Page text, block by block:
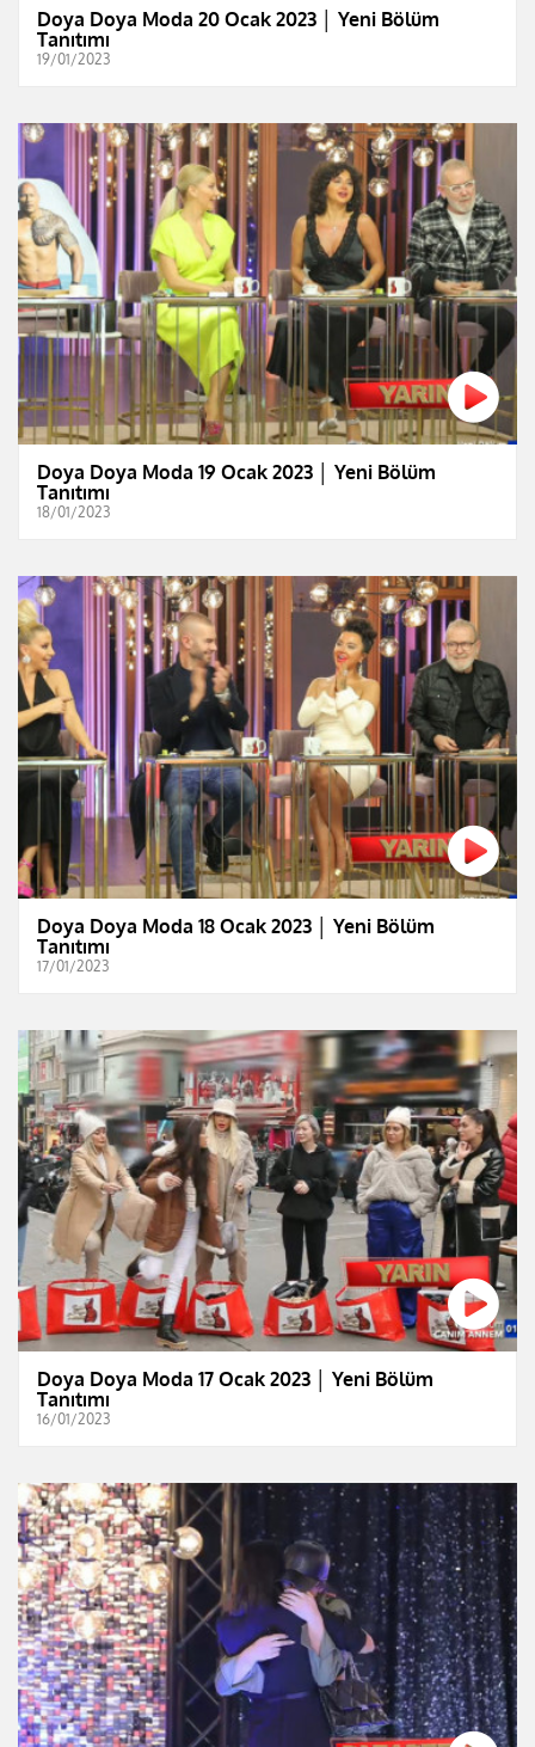
Doya Doya Moda 20 Ocak 2023 │ Yeni Bölüm
Tanıtımı
19/01/2023
Doya Doya Moda 19 Ocak 2023 │ Yeni Bölüm
Tanıtımı
18/01/2023
Doya Doya Moda 18 Ocak 2023 │ Yeni Bölüm
Tanıtımı
17/01/2023
Doya Doya Moda 17 Ocak 2023 │ Yeni Bölüm
Tanıtımı
16/01/2023